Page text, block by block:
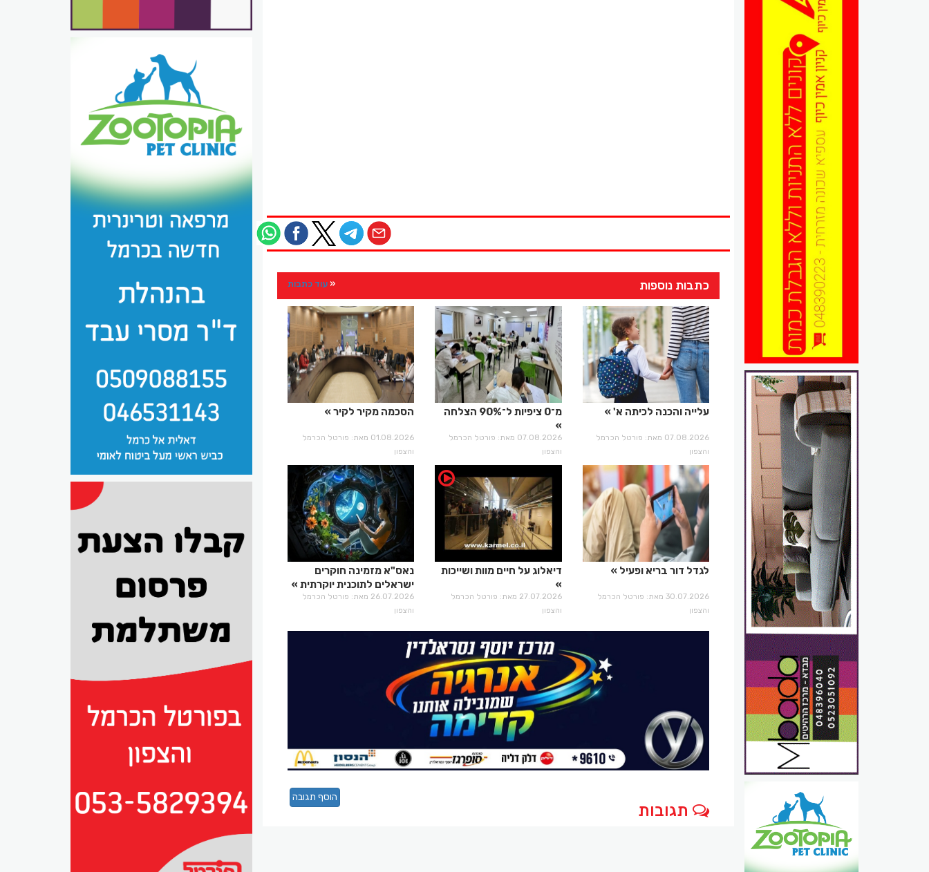
כתבות נוספות עוד כתבות
עלייה והכנה לכיתה א'
07.08.2026 מאת: פורטל הכרמל
והצפון
מ־0 ציפיות ל־90% הצלחה
07.08.2026 מאת: פורטל הכרמל
והצפון
הסכמה מקיר לקיר
01.08.2026 מאת: פורטל הכרמל
והצפון
לגדל דור בריא ופעיל
30.07.2026 מאת: פורטל הכרמל
והצפון
דיאלוג על חיים מוות ושייכות
27.07.2026 מאת: פורטל הכרמל
והצפון
נאס"א מזמינה חוקרים
ישראלים לתוכנית יוקרתית
26.07.2026 מאת: פורטל הכרמל
והצפון
תגובות
הוסף תגובה